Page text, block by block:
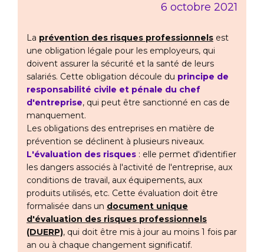
6 octobre 2021
La prévention des risques professionnels est
une obligation légale pour les employeurs, qui
doivent assurer la sécurité et la santé de leurs
salariés. Cette obligation découle du principe de
responsabilité civile et pénale du chef
d'entreprise, qui peut être sanctionné en cas de
manquement.
Les obligations des entreprises en matière de
prévention se déclinent à plusieurs niveaux.
L'évaluation des risques : elle permet d'identifier
les dangers associés à l'activité de l'entreprise, aux
conditions de travail, aux équipements, aux
produits utilisés, etc. Cette évaluation doit être
formalisée dans un document unique
d'évaluation des risques professionnels
(DUERP), qui doit être mis à jour au moins 1 fois par
an ou à chaque changement significatif.